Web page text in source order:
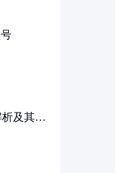
及其在